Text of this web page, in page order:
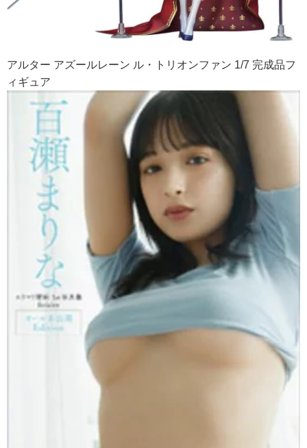
アルター アズールレーン ル・トリオンファン 1/7 完成品フ
ィギュア